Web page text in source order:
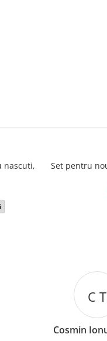
nascuti,
Set pentru
C T
Cosmin Ionuț